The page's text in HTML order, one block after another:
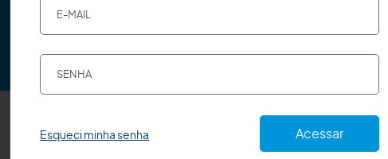
Esqueci minha senha Acessar